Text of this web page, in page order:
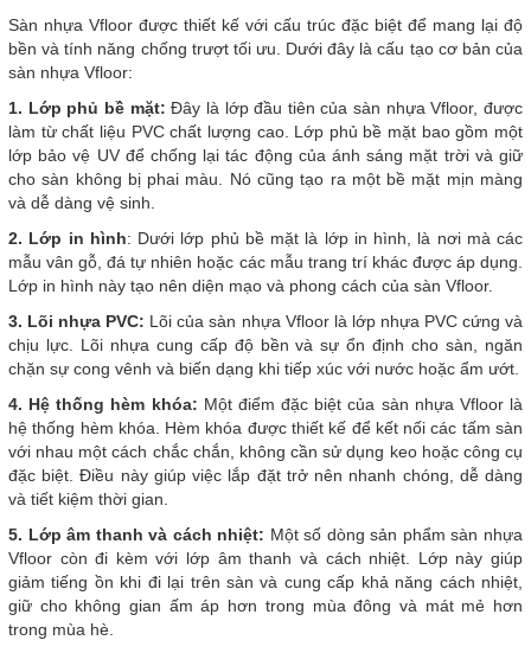
Sàn nhựa Vfloor được thiết kế với cấu trúc đặc biệt để mang lại độ
bền và tính năng chống trượt tối ưu. Dưới đây là cấu tạo cơ bản của
sàn nhựa Vfloor:
1. Lớp phủ bề mặt: Đây là lớp đầu tiên của sàn nhựa Vfloor, được
làm từ chất liệu PVC chất lượng cao. Lớp phủ bề mặt bao gồm một
lớp bảo vệ UV để chống lại tác động của ánh sáng mặt trời và giữ
cho sàn không bị phai màu. Nó cũng tạo ra một bề mặt mịn màng
và dễ dàng vệ sinh.
2. Lớp in hình: Dưới lớp phủ bề mặt là lớp in hình, là nơi mà các
mẫu vân gỗ, đá tự nhiên hoặc các mẫu trang trí khác được áp dụng.
Lớp in hình này tạo nên diện mạo và phong cách của sàn Vfloor.
3. Lõi nhựa PVC: Lõi của sàn nhựa Vfloor là lớp nhựa PVC cứng và
chịu lực. Lõi nhựa cung cấp độ bền và sự ổn định cho sàn, ngăn
chặn sự cong vênh và biến dạng khi tiếp xúc với nước hoặc ẩm ướt.
4. Hệ thống hèm khóa: Một điểm đặc biệt của sàn nhựa Vfloor là
hệ thống hèm khóa. Hèm khóa được thiết kế để kết nối các tấm sàn
với nhau một cách chắc chắn, không cần sử dụng keo hoặc công cụ
đặc biệt. Điều này giúp việc lắp đặt trở nên nhanh chóng, dễ dàng
và tiết kiệm thời gian.
5. Lớp âm thanh và cách nhiệt: Một số dòng sản phẩm sàn nhựa
Vfloor còn đi kèm với lớp âm thanh và cách nhiệt. Lớp này giúp
giảm tiếng ồn khi đi lại trên sàn và cung cấp khả năng cách nhiệt,
giữ cho không gian ấm áp hơn trong mùa đông và mát mẻ hơn
trong mùa hè.